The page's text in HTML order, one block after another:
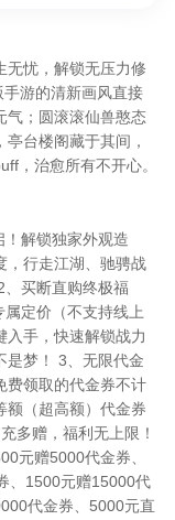
无忧，解锁无压力修
游的清新画风直接
；圆滚滚仙兽憨态
台楼阁藏于其间，
，治愈所有不开心。
解锁独家外观造
，行走江湖、驰骋战
买断直购终极福
定价（不支持线上
入手，快速解锁战力
是梦！ 3、无限代金
费领取的代金券不计
额（超高额）代金券
多赠，福利无上限！
元赠5000代金券、
、1500元赠15000代
代金券、5000元直